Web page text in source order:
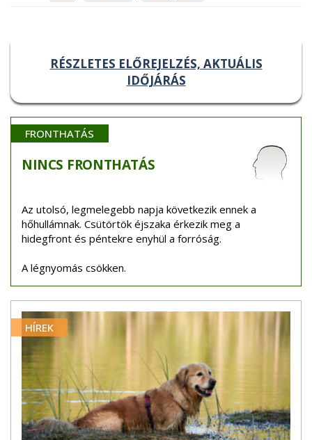
RÉSZLETES ELŐREJELZÉS, AKTUÁLIS
IDŐJÁRÁS
FRONTHATÁS
NINCS FRONTHATÁS
Az utolsó, legmelegebb napja következik ennek a
hőhullámnak. Csütörtök éjszaka érkezik meg a
hidegfront és péntekre enyhül a forróság.
A légnyomás csökken.
HÍREK